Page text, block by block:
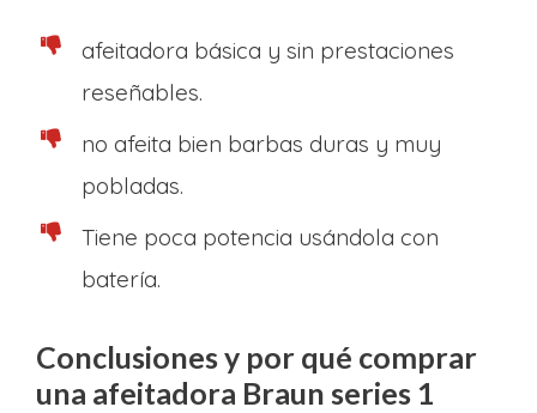
afeitadora básica y sin prestaciones
reseñables.
no afeita bien barbas duras y muy
pobladas.
Tiene poca potencia usándola con
batería.
Conclusiones y por qué comprar
una afeitadora Braun series 1